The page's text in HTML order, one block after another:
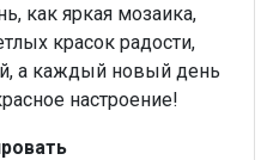
как яркая мозаика,
красок радости,
а каждый новый день
настроение!